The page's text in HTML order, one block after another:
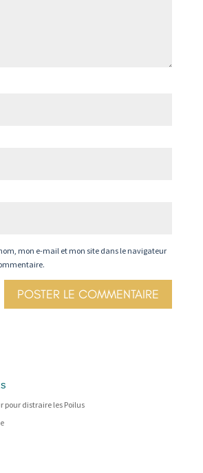
mon e-mail et mon site dans le navigateur
pour distraire les Poilus